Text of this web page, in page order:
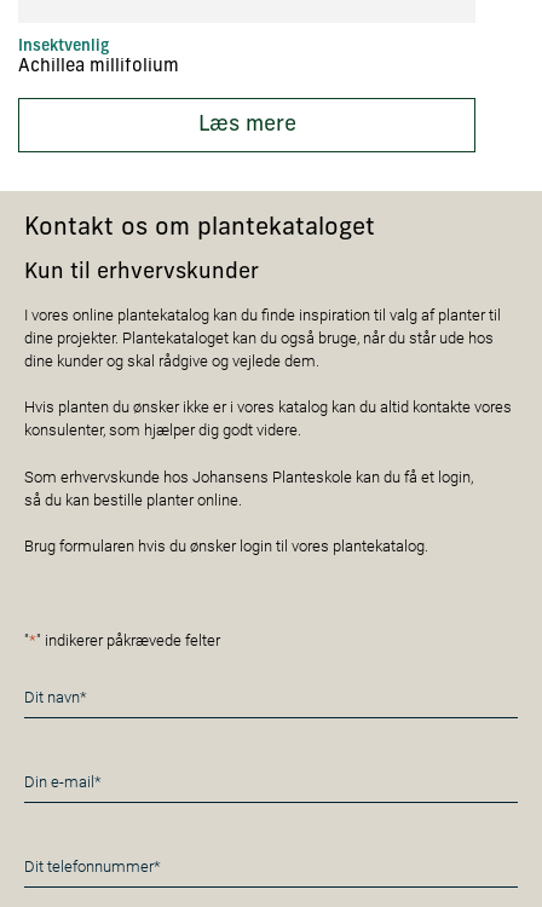
Insektvenlig
Achillea millifolium
Læs mere
Kontakt os om plantekataloget
Kun til erhvervskunder
I vores online plantekatalog kan du finde inspiration til valg af planter til
dine projekter. Plantekataloget kan du også bruge, når du står ude hos
dine kunder og skal rådgive og vejlede dem.
Hvis planten du ønsker ikke er i vores katalog kan du altid kontakte vores
konsulenter, som hjælper dig godt videre.
Som erhvervskunde hos Johansens Planteskole kan du få et login,
så du kan bestille planter online.
Brug formularen hvis du ønsker login til vores plantekatalog.
"*" indikerer påkrævede felter
Navn
*
E-
mail
Telefon
*